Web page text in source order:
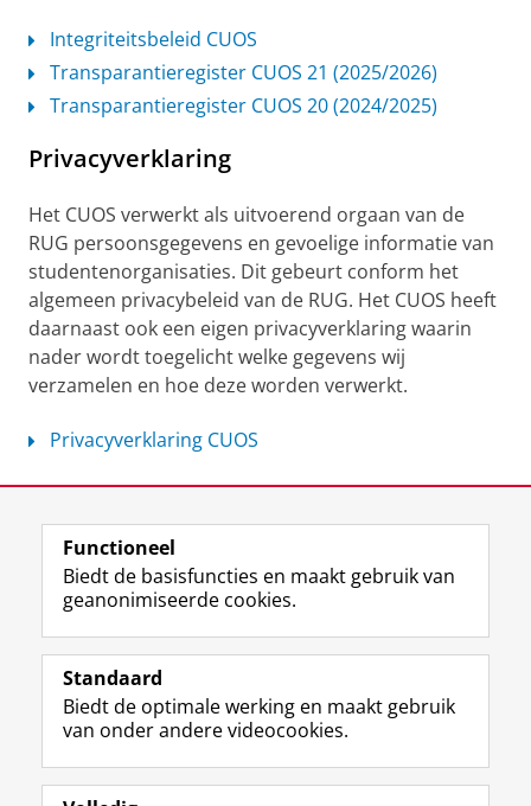
Integriteitsbeleid CUOS
Transparantieregister CUOS 21 (2025/2026)
Transparantieregister CUOS 20 (2024/2025)
Privacyverklaring
Het CUOS verwerkt als uitvoerend orgaan van de
RUG persoonsgegevens en gevoelige informatie van
studentenorganisaties. Dit gebeurt conform het
algemeen privacybeleid van de RUG. Het CUOS heeft
daarnaast ook een eigen privacyverklaring waarin
nader wordt toegelicht welke gegevens wij
verzamelen en hoe deze worden verwerkt.
Privacyverklaring CUOS
View this page in:English
Volg de RUG
F
a
e
b
o
L
i
k
e
I
R
S
-
f
e
I
n
t
r
Y
o
T
e
Studiekiezers
Functioneel
Biedt de basisfuncties en maakt gebruik van
geanonimiseerde cookies.
Standaard
Biedt de optimale werking en maakt gebruik
van onder andere videocookies.